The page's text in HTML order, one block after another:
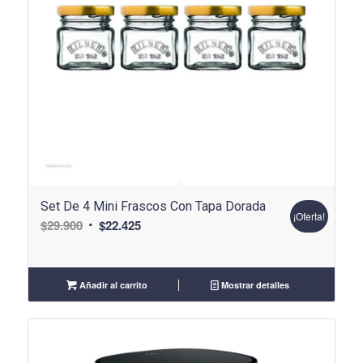
Set De 4 Mini Frascos Con Tapa Dorada
$29.900 El
era:
$29.900.
$22.425El
es:
$22.425.
¡Oferta!
Añadir al carrito Mostrar detalles